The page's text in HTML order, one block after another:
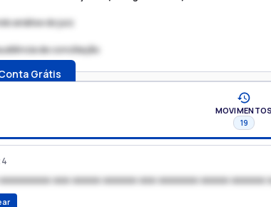
análise do juiz
de conciliação
Grátis
MOVIMENTOS
19
xxx xxxxx xxxxxx xxx xxxxxxx xxxxx xxxxxx